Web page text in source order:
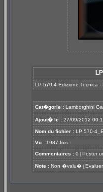
LP 570-4 Edizione Tecnica
Cat�gorie : Lamborghini
Ajout� le : 27/09/2012
Nom du fichier : LP 570-
Vu : 1987 fois
Commentaires : 0 [ Poster
Note : Non �valu� [ Evaluer